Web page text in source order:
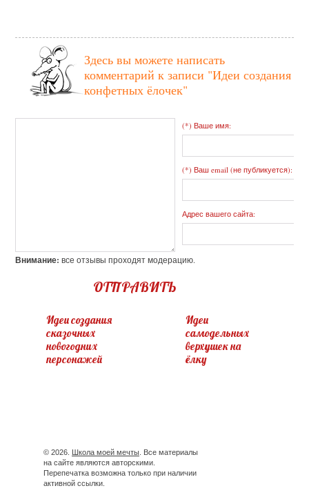
Здесь вы можете написать
комментарий к записи "Идеи создания
конфетных ёлочек"
(*) Ваше имя:
(*) Ваш email (не публикуется):
Адрес вашего сайта:
Внимание: все отзывы проходят модерацию.
ОТПРАВИТЬ
Идеи создания
сказочных
новогодних
персонажей
Идеи
самодельных
верхушек на
ёлку
© 2026. Школа моей мечты . Все материалы
на сайте являются авторскими.
Перепечатка возможна только при наличии
активной ссылки.